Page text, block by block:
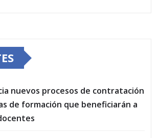
nuevos procesos de contratación
de formación que beneficiarán a